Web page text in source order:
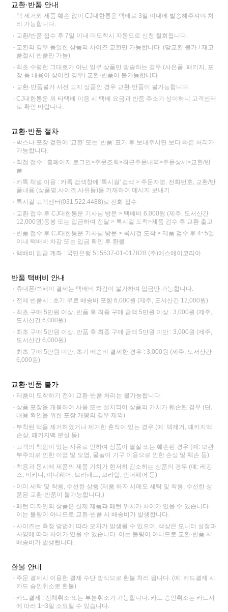
교환·반품 안내
택 제거와 제품 훼손 없이 CJ대한통운 택배로 3일 이내에 발송해주셔야 처
리 가능합니다.
교환/반품 접수 후 7일 이내 미도착시 자동으로 신청 철회됩니다.
교환의 경우 동일한 상품의 사이즈 교환만 가능합니다. (맞교환 불가 / 재고
품절시 반품만 가능)
최초 수령한 그대로가 아닌 일부 상품만 발송하는 경우 (사은품, 패키지, 포
장 등 내용이 상이한 경우) 교환·반품이 불가능합니다.
교환·반품불가 사전 고지 상품인 경우 교환·반품이 불가능합니다.
CJ대한통운 외 타택배 이용 시 택배 요금과 반품 주소가 상이하니 고객센터
로 확인 바랍니다.
교환·반품 절차
박스나 포장 겉면에 '교환' 또는 '반품' 표기 후 보내주시면 보다 빠른 처리가
가능합니다.
직접 접수 : 홈페이지 로그인>주문조회>최근주문내역>주문상세>교환/반
품
카톡 채널 이용 : 카톡 검색창에 '록시걸' 검색 > 주문자명, 전화번호, 교환/반
품내용 (상품명,사이즈,사유등)을 기재하여 메시지 보내기
록시걸 고객센터(031.522.4488)로 전화 접수
교환 접수 후 CJ대한통운 기사님 방문 > 택배비 6,000원 (제주, 도서산간
12,000원)동봉 또는 입금하여 전달 > 록시걸 도착>제품 검수 후 교환 출고
반품 접수 후 CJ대한통운 기사님 방문 > 록시걸 도착 > 제품 검수 후 4~5일
이내 택배비 차감 또는 입금 확인 후 환불
택배비 입금 계좌 : 국민은행 515537-01-017828 (주)에스에이코리아
반품 택배비 안내
휴대폰/쓱페이 결제는 택배비 차감이 불가하여 입금만 가능합니다.
전체 반품시 : 초기 무료 배송비 포함 6,000원 (제주, 도서산간 12,000원)
최초 구매 5만원 이상, 반품 후 최종 구매 금액 5만원 이상 : 3,000원 (제주,
도서산간 6,000원)
최초 구매 5만원 이상, 반품 후 최종 구매 금액 5만원 미만 : 3,000원 (제주,
도서산간 6,000원)
최초 구매 5만원 미만, 초기 배송비 결제한 경우 : 3,000원 (제주, 도서산간
6,000원)
교환·반품 불가
제품이 도착하기 전에 교환·반품 처리는 불가능합니다.
상품 포장을 개봉하여 사용 또는 설치되어 상품의 가치가 훼손된 경우 (단,
내용 확인을 위한 포장 개봉의 경우 제외)
부착된 택을 제거하였거나 제거한 흔적이 있는 경우 (예: 택제거, 패키지백
손상, 패키지백 분실 등)
고객의 책임이 있는 사유로 인하여 상품이 멸실 또는 훼손된 경우 (예: 보관
부주의로 인한 이염 및 오염, 물놀이 기구 이용으로 인한 손상 및 훼손 등)
착용과 동시에 제품의 제품 가치가 현저히 감소하는 상품의 경우 (예: 레깅
스, 비키니, 이너웨어, 브라패드, 브라탑, 언더웨어 등)
이미 세탁 및 착용, 수선한 상품 (제품 하자 시에도 세탁 및 착용, 수선한 상
품은 교환·반품이 불가능합니다.)
패턴 디자인의 상품은 실제 제품과 패턴 위치가 차이가 있을 수 있습니다.
이는 불량이 아니므로 교환·반품 시 배송비가 발생합니다.
사이즈는 측정 방법에 따라 오차가 발생될 수 있으며, 색상은 모니터 설정과
사양에 따라 차이가 있을 수 있습니다. 이는 불량이 아니므로 교환·반품 시
배송비가 발생됩니다.
환불 안내
주문 결제시 이용한 결제 수단 방식으로 환불 처리 됩니다. (예: 카드결제 시
카드 승인취소로 환불)
카드결제 : 전체취소 또는 부분취소가 가능합니다. 카드 승인취소는 카드사
에 따라 1~3일 소요될 수 있습니다.